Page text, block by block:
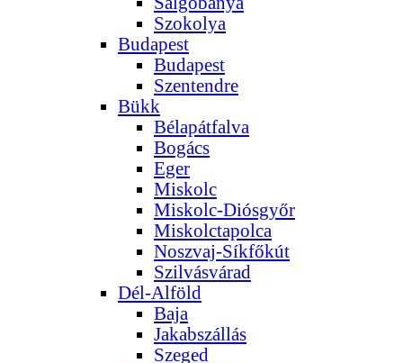
Szokolya
Budapest
Budapest
Szentendre
Bükk
Bélapátfalva
Bogács
Eger
Miskolc
Miskolc-Diósgyőr
Miskolctapolca
Noszvaj-Síkfőkút
Szilvásvárad
Dél-Alföld
Baja
Jakabszállás
Szeged